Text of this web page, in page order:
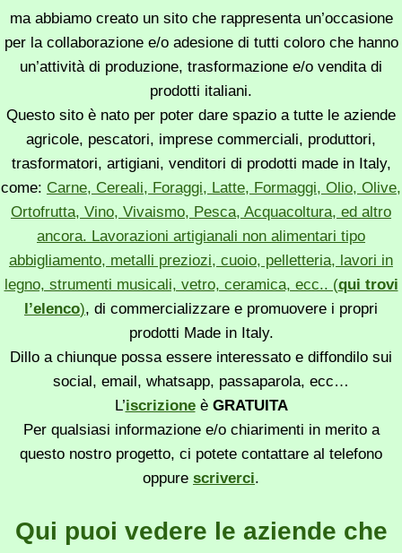
ma abbiamo creato un sito che rappresenta un’occasione
per la collaborazione e/o adesione di tutti coloro che hanno
un’attività di produzione, trasformazione e/o vendita di
prodotti italiani.
Questo sito è nato per poter dare spazio a tutte le aziende
agricole, pescatori, imprese commerciali, produttori,
trasformatori, artigiani, venditori di prodotti made in Italy,
come: Carne, Cereali, Foraggi, Latte, Formaggi, Olio, Olive,
Ortofrutta, Vino, Vivaismo, Pesca, Acquacoltura, ed altro
ancora. Lavorazioni artigianali non alimentari tipo
abbigliamento, metalli preziozi, cuoio, pelletteria, lavori in
legno, strumenti musicali, vetro, ceramica, ecc.. (qui trovi
l’elenco), di commercializzare e promuovere i propri
prodotti Made in Italy.
Dillo a chiunque possa essere interessato e diffondilo sui
social, email, whatsapp, passaparola, ecc…
L’iscrizioneè GRATUITA
Per qualsiasi informazione e/o chiarimenti in merito a
questo nostro progetto, ci potete contattare al telefono
oppure scriverci.
Qui puoi vedere le aziende che